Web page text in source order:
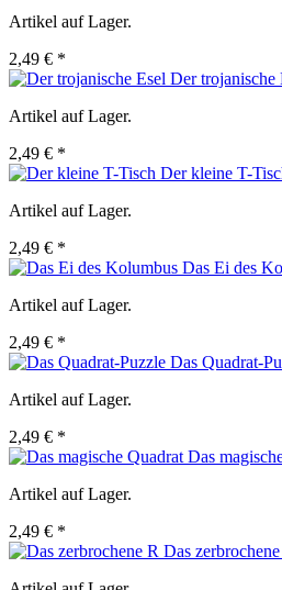
Artikel auf Lager.
2,49 € *
Der trojanische
Artikel auf Lager.
2,49 € *
Der kleine T-
Artikel auf Lager.
2,49 € *
Das Ei des
Artikel auf Lager.
2,49 € *
Das Quadrat-
Artikel auf Lager.
2,49 € *
Das
Artikel auf Lager.
2,49 € *
Das zerbrochene